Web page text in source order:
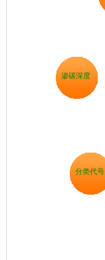
分类代号
渗碳深度